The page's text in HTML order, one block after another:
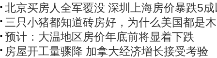
北京买房人全军覆没 深圳上海房价暴跌5
三只小猪都知道砖房好，为什么美国都是
预计：大温地区房价年底前将显着下跌
房屋开工量骤降 加拿大经济增长接受考验